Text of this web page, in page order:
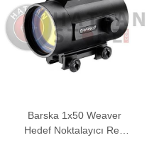
Barska 1x50 Weaver
Hedef Noktalayıcı Red